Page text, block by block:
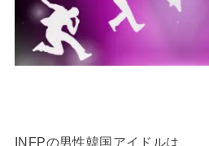
INFPの男性韓国アイドルは、